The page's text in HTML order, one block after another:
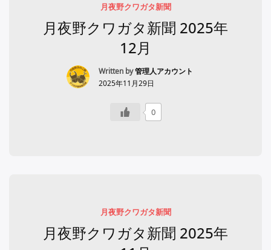
月夜野クワガタ新聞
月夜野クワガタ新聞 2025年
12月
Written by管理人アカウント
2025年11月29日
0
月夜野クワガタ新聞
月夜野クワガタ新聞 2025年